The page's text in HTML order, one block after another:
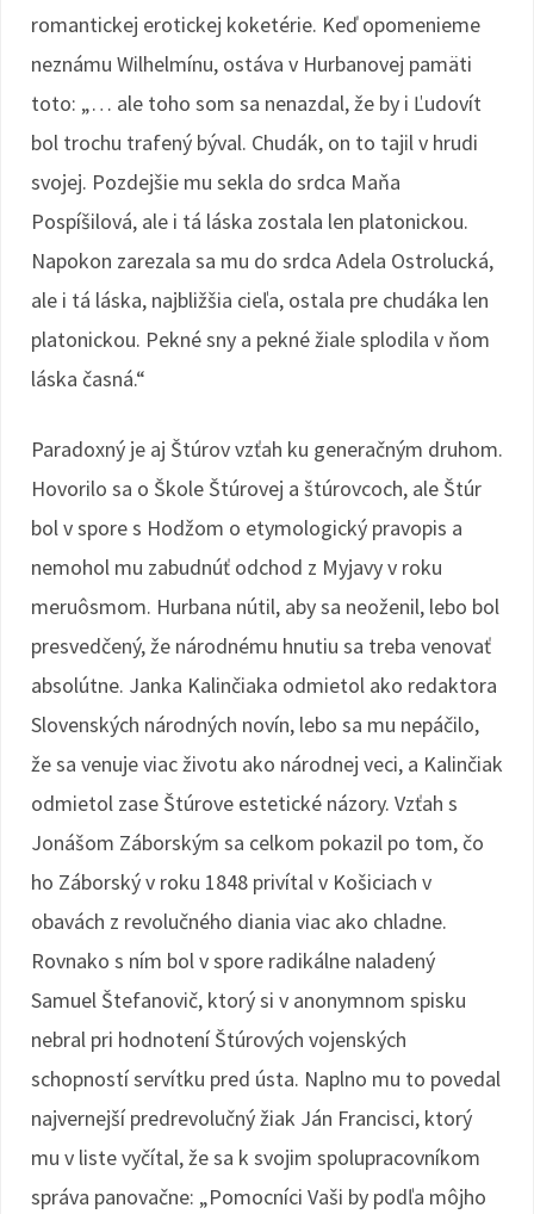
romantickej erotickej koketérie. Keď opomenieme
neznámu Wilhelmínu, ostáva v Hurbanovej pamäti
toto: „… ale toho som sa nenazdal, že by i Ľudovít
bol trochu trafený býval. Chudák, on to tajil v hrudi
svojej. Pozdejšie mu sekla do srdca Maňa
Pospíšilová, ale i tá láska zostala len platonickou.
Napokon zarezala sa mu do srdca Adela Ostrolucká,
ale i tá láska, najbližšia cieľa, ostala pre chudáka len
platonickou. Pekné sny a pekné žiale splodila v ňom
láska časná.“
Paradoxný je aj Štúrov vzťah ku generačným druhom.
Hovorilo sa o Škole Štúrovej a štúrovcoch, ale Štúr
bol v spore s Hodžom o etymologický pravopis a
nemohol mu zabudnúť odchod z Myjavy v roku
meruôsmom. Hurbana nútil, aby sa neoženil, lebo bol
presvedčený, že národnému hnutiu sa treba venovať
absolútne. Janka Kalinčiaka odmietol ako redaktora
Slovenských národných novín, lebo sa mu nepáčilo,
že sa venuje viac životu ako národnej veci, a Kalinčiak
odmietol zase Štúrove estetické názory. Vzťah s
Jonášom Záborským sa celkom pokazil po tom, čo
ho Záborský v roku 1848 privítal v Košiciach v
obavách z revolučného diania viac ako chladne.
Rovnako s ním bol v spore radikálne naladený
Samuel Štefanovič, ktorý si v anonymnom spisku
nebral pri hodnotení Štúrových vojenských
schopností servítku pred ústa. Naplno mu to povedal
najvernejší predrevolučný žiak Ján Francisci, ktorý
mu v liste vyčítal, že sa k svojim spolupracovníkom
správa panovačne: „Pomocníci Vaši by podľa môjho